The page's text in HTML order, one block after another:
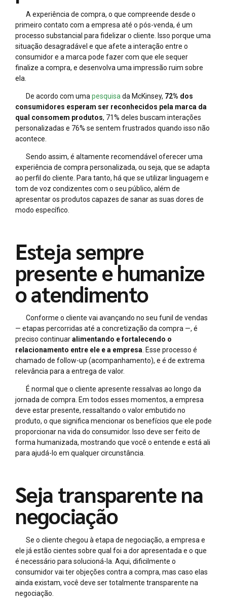
A experiência de compra, o que compreende desde o
primeiro contato com a empresa até o pós-venda, é um
processo substancial para fidelizar o cliente. Isso porque uma
situação desagradável e que afete a interação entre o
consumidor e a marca pode fazer com que ele sequer
finalize a compra, e desenvolva uma impressão ruim sobre
ela.
De acordo com uma pesquisa da McKinsey, 72% dos
consumidores esperam ser reconhecidos pela marca da
qual consomem produtos, 71% deles buscam interações
personalizadas e 76% se sentem frustrados quando isso não
acontece.
Sendo assim, é altamente recomendável oferecer uma
experiência de compra personalizada, ou seja, que se adapta
ao perfil do cliente. Para tanto, há que se utilizar linguagem e
tom de voz condizentes com o seu público, além de
apresentar os produtos capazes de sanar as suas dores de
modo específico.
Esteja sempre
presente e humanize
o atendimento
Conforme o cliente vai avançando no seu funil de vendas
— etapas percorridas até a concretização da compra —, é
preciso continuaralimentando e fortalecendo o
relacionamento entre ele e a empresa. Esse processo é
chamado de follow-up (acompanhamento), e é de extrema
relevância para a entrega de valor.
É normal que o cliente apresente ressalvas ao longo da
jornada de compra. Em todos esses momentos, a empresa
deve estar presente, ressaltando o valor embutido no
produto, o que significa mencionar os benefícios que ele pode
proporcionar na vida do consumidor. Isso deve ser feito de
forma humanizada, mostrando que você o entende e está ali
para ajudá-lo em qualquer circunstância.
Seja transparente na
negociação
Se o cliente chegou à etapa de negociação, a empresa e
ele já estão cientes sobre qual foi a dor apresentada e o que
é necessário para solucioná-la. Aqui, dificilmente o
consumidor vai ter objeções contra a compra, mas caso elas
ainda existam, você deve ser totalmente transparente na
negociação.